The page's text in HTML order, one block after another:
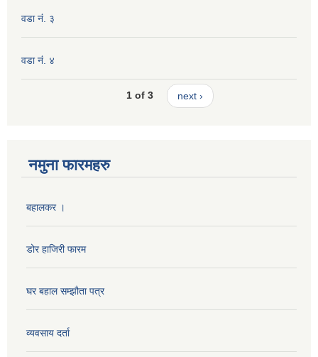
वडा नं. ३
वडा नं. ४
1 of 3 next ›
नमुना फारमहरु
बहालकर ।
डोर हाजिरी फारम
घर बहाल सम्झौता पत्र
व्यवसाय दर्ता